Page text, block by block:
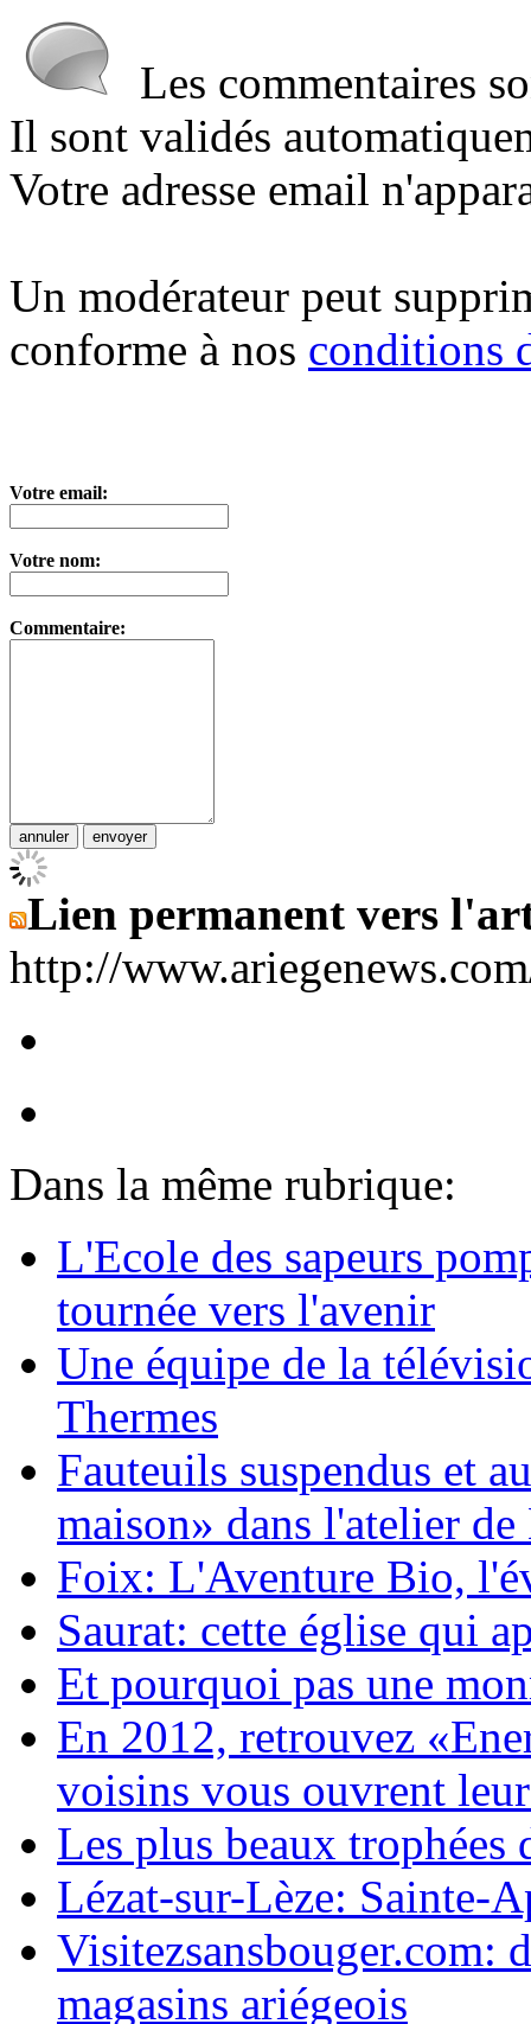
Les commentaires
Il sont validés
Votre adresse email
Un modérateur peut
conforme à nos conditions
Votre email:
Votre nom:
Commentaire:
Lien permanent vers
http://
Dans la même rubrique:
L'Ecole des sapeurs
tournée vers l'avenir
Une équipe de la
Thermes
Fauteuils suspendus et
maison» dans l'atelier
Foix: L'Aventure Bio,
Saurat: cette église qui
Et pourquoi pas une
En 2012, retrouvez
voisins vous ouvrent
Les plus beaux trophées
Lézat-sur-Lèze: Sainte-
Visitezsansbouger.com:
magasins ariégeois